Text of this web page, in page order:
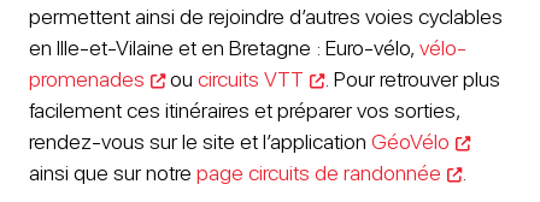
permettent ainsi de rejoindre d’autres voies cyclables
en Ille-et-Vilaine et en Bretagne : Euro-vélo, vélo-
promenades
ou circuits VTT
. Pour retrouver plus
facilement ces itinéraires et préparer vos sorties,
rendez-vous sur le site et l’application GéoVélo
ainsi que sur notre page circuits de randonnée .